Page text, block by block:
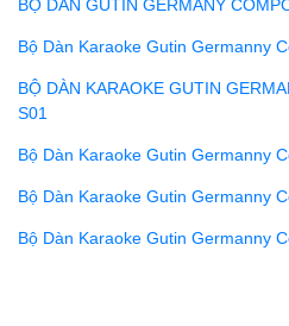
BỘ DÀN GUTIN GERMANY
Bộ Dàn Karaoke Gutin Germanny
BỘ DÀN KARAOKE GUTIN
S01
Bộ Dàn Karaoke Gutin Germanny
Bộ Dàn Karaoke Gutin Germanny
Bộ Dàn Karaoke Gutin Germanny